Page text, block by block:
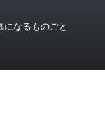
なるものごと